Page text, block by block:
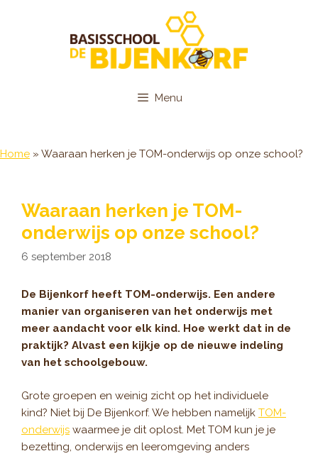
Menu
Home » Waaraan herken je TOM-onderwijs op onze school?
Waaraan herken je TOM-
onderwijs op onze school?
6 september 2018
De Bijenkorf heeft TOM-onderwijs. Een andere
manier van organiseren van het onderwijs met
meer aandacht voor elk kind. Hoe werkt dat in de
praktijk? Alvast een kijkje op de nieuwe indeling
van het schoolgebouw.
Grote groepen en weinig zicht op het individuele
kind? Niet bij De Bijenkorf. We hebben namelijk TOM-
onderwijs waarmee je dit oplost. Met TOM kun je je
bezetting, onderwijs en leeromgeving anders